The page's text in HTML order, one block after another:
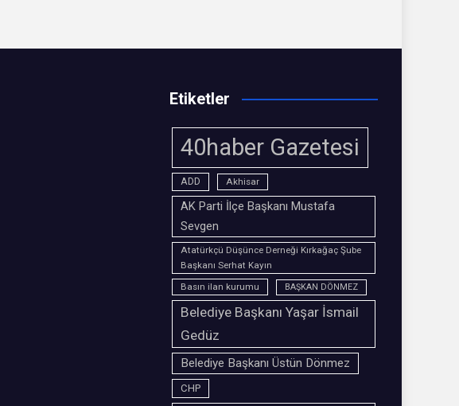
Etiketler
40haber Gazetesi
ADD Akhisar
AK Parti İlçe Başkanı Mustafa
Sevgen
Atatürkçü Düşünce Derneği Kırkağaç Şube
Başkanı Serhat Kayın
Basın ilan kurumu
BAŞKAN DÖNMEZ
Belediye Başkanı Yaşar İsmail
Gedüz
Belediye Başkanı Üstün Dönmez
CHP